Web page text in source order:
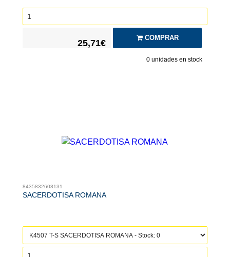
25,71€
COMPRAR
0 unidades en stock
8435832608131
SACERDOTISA ROMANA